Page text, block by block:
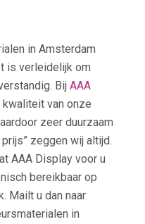
in Amsterdam
is verleidelijk om
Bij AAA
van onze
zeer duurzaam
zeggen wij altijd.
AAA Display voor u
bereikbaar op
Mailt u dan naar
in